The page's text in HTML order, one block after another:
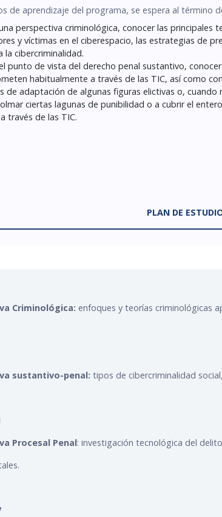
de aprendizaje del programa, se espera al término
perspectiva criminológica, conocer las principales
y víctimas en el ciberespacio, las estrategias de
la cibercriminalidad.
punto de vista del derecho penal sustantivo,
habitualmente a través de las TIC, así como
de adaptación de algunas figuras elictivas o,
ciertas lagunas de punibilidad o a cubrir el
través de las TIC.
PLAN DE
Criminológica: enfoques y teorías criminológicas
sustantivo-penal: tipos de cibercriminalidad
Procesal Penal: investigación tecnológica del